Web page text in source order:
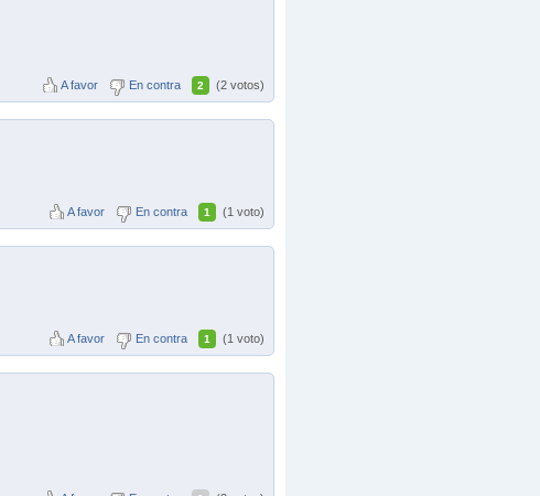
A favor En contra 2 (2 votos)
A favor En contra 1 (1 voto)
A favor En contra 1 (1 voto)